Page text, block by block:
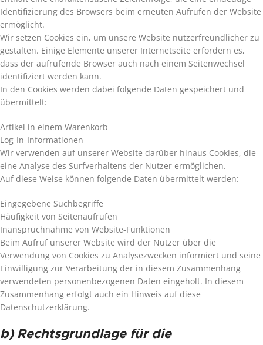
Identifizierung des Browsers beim erneuten Aufrufen der Website
ermöglicht.
Wir setzen Cookies ein, um unsere Website nutzerfreundlicher zu
gestalten. Einige Elemente unserer Internetseite erfordern es,
dass der aufrufende Browser auch nach einem Seitenwechsel
identifiziert werden kann.
In den Cookies werden dabei folgende Daten gespeichert und
übermittelt:
Artikel in einem Warenkorb
Log-In-Informationen
Wir verwenden auf unserer Website darüber hinaus Cookies, die
eine Analyse des Surfverhaltens der Nutzer ermöglichen.
Auf diese Weise können folgende Daten übermittelt werden:
Eingegebene Suchbegriffe
Häufigkeit von Seitenaufrufen
Inanspruchnahme von Website-Funktionen
Beim Aufruf unserer Website wird der Nutzer über die
Verwendung von Cookies zu Analysezwecken informiert und seine
Einwilligung zur Verarbeitung der in diesem Zusammenhang
verwendeten personenbezogenen Daten eingeholt. In diesem
Zusammenhang erfolgt auch ein Hinweis auf diese
Datenschutzerklärung.
b) Rechtsgrundlage für die